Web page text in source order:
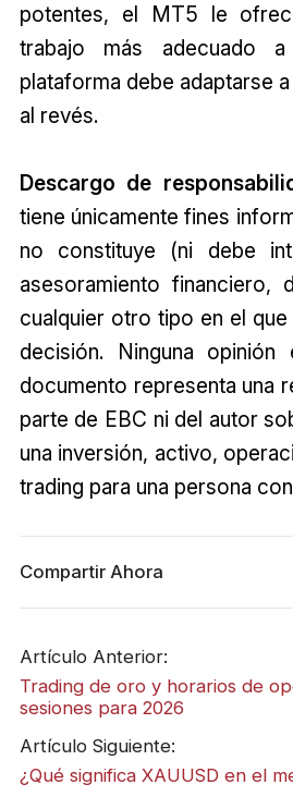
potentes, el MT5 le
trabajo más adecuado
plataforma debe adaptarse
al revés.
Descargo de
tiene únicamente fines
no constituye (ni debe
asesoramiento financiero,
cualquier otro tipo en el
decisión. Ninguna
documento representa una
parte de EBC ni del autor
una inversión, activo,
trading para una persona
Compartir Ahora
Artículo Anterior:
Trading de oro y horarios de
sesiones para 2026
Artículo Siguiente:
¿Qué significa XAUUSD en el